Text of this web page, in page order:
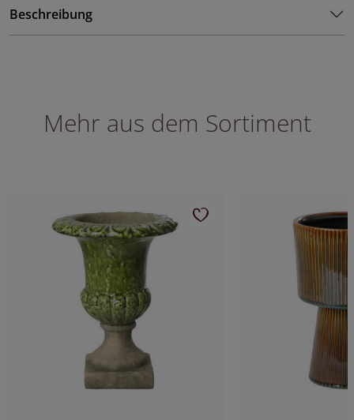
Beschreibung
Mehr aus dem Sortiment